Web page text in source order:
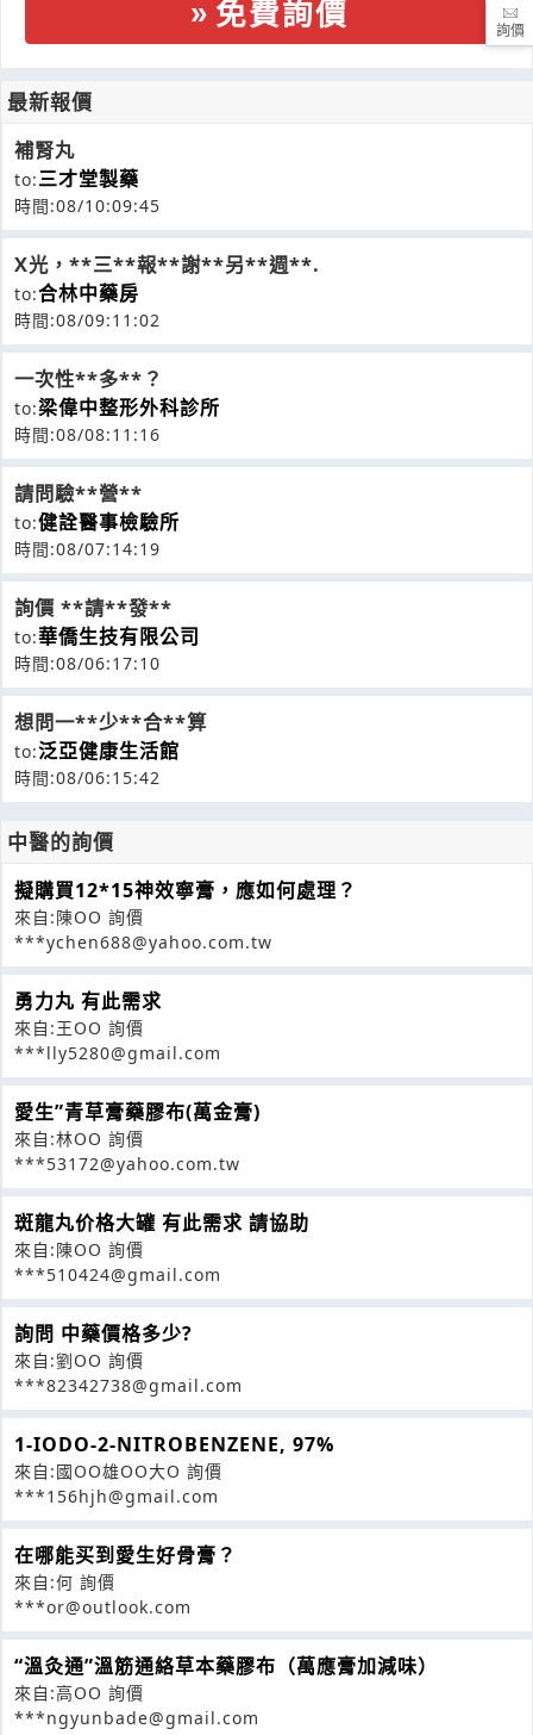
免費詢價
最新報價
補腎丸
to:三才堂製藥
時間:08/10:09:45
X光，**三**報**謝**另**週**.
to:合林中藥房
時間:08/09:11:02
一次性**多**？
to:梁偉中整形外科診所
時間:08/08:11:16
請問驗**營**
to:健詮醫事檢驗所
時間:08/07:14:19
詢價 **請**發**
to:華僑生技有限公司
時間:08/06:17:10
想問一**少**合**算
to:泛亞健康生活館
時間:08/06:15:42
中醫的詢價
擬購買12*15神效寧膏，應如何處理？
來自:陳OO 詢價
***ychen688@yahoo.com.tw
勇力丸 有此需求
來自:王OO 詢價
***lly5280@gmail.com
愛生”青草膏藥膠布(萬金膏)
來自:林OO 詢價
***53172@yahoo.com.tw
斑龍丸价格大罐 有此需求 請協助
來自:陳OO 詢價
***510424@gmail.com
詢問 中藥價格多少?
來自:劉OO 詢價
***82342738@gmail.com
1-IODO-2-NITROBENZENE, 97%
來自:國OO雄OO大O 詢價
***156hjh@gmail.com
在哪能买到愛生好骨膏？
來自:何 詢價
***or@outlook.com
“溫灸通”溫筋通絡草本藥膠布（萬應膏加減味）
來自:高OO 詢價
***ngyunbade@gmail.com
詢價